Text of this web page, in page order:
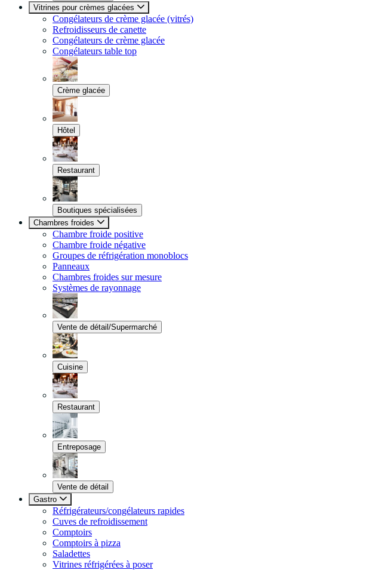
Vitrines pour crèmes glacées
Congélateurs de crème glacée (vitrés)
Refroidisseurs de canette
Congélateurs de crème glacée
Congélateurs table top
Crème glacée
Hôtel
Restaurant
Boutiques spécialisées
Chambres froides
Chambre froide positive
Chambre froide négative
Groupes de réfrigération monoblocs
Panneaux
Chambres froides sur mesure
Systèmes de rayonnage
Vente de détail/Supermarché
Cuisine
Restaurant
Entreposage
Vente de détail
Gastro
Réfrigérateurs/congélateurs rapides
Cuves de refroidissement
Comptoirs
Comptoirs à pizza
Saladettes
Vitrines réfrigérées à poser